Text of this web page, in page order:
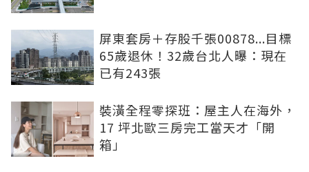
屏東套房＋存股千張00878...目標
65歲退休！32歲台北人曝：現在
已有243張
裝潢全程零探班：屋主人在海外，
17 坪北歐三房完工當天才「開
箱」